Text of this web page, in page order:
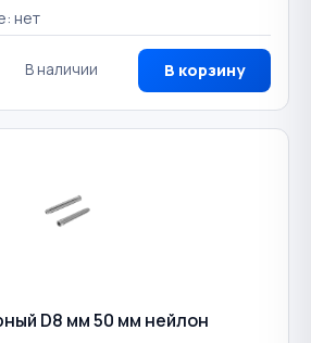
нет
В наличии В корзину
D8 мм 50 мм нейлон